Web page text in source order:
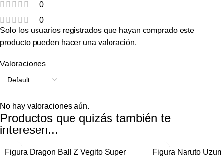
0
0
Valoraciones
No hay valoraciones aún.
Solo los usuarios registrados que hayan comprado este
producto pueden hacer una valoración.
Productos que quizás también te
interesen...
Figura Dragon Ball Z Vegito Super
Figura Naruto